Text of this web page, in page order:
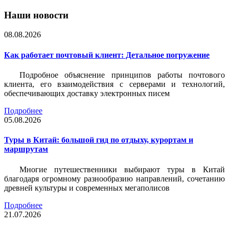
Наши новости
08.08.2026
Как работает почтовый клиент: Детальное погружение
Подробное объяснение принципов работы почтового
клиента, его взаимодействия с серверами и технологий,
обеспечивающих доставку электронных писем
Подробнее
05.08.2026
Туры в Китай: большой гид по отдыху, курортам и
маршрутам
Многие путешественники выбирают туры в Китай
благодаря огромному разнообразию направлений, сочетанию
древней культуры и современных мегаполисов
Подробнее
21.07.2026